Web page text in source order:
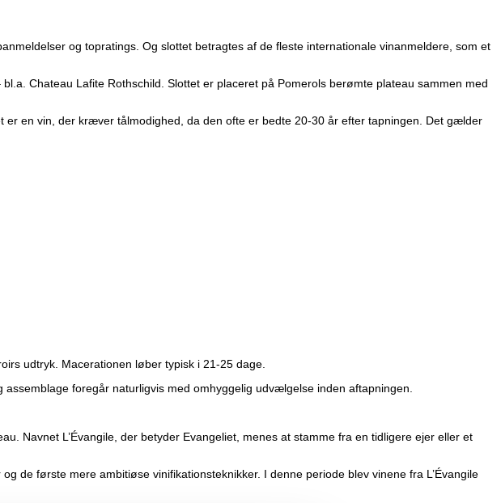
og topratings. Og slottet betragtes af de fleste internationale vinanmeldere, som et
Chateau Lafite Rothschild. Slottet er placeret på Pomerols berømte plateau sammen med
en vin, der kræver tålmodighed, da den ofte er bedte 20-30 år efter tapningen. Det gælder
udtryk. Macerationen løber typisk i 21-25 dage.
foregår naturligvis med omhyggelig udvælgelse inden aftapningen.
Navnet L’Évangile, der betyder Evangeliet, menes at stamme fra en tidligere ejer eller et
de første mere ambitiøse vinifikationsteknikker. I denne periode blev vinene fra L’Évangile